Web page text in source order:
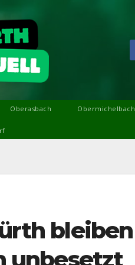
Oberasbach Obermichelbach
bleiben